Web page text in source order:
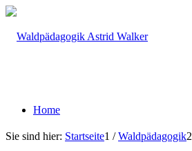
Home
Sie sind hier: Startseite1 / Waldpädagogik2